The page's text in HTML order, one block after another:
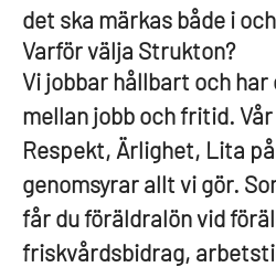
det ska märkas både i
Varför välja Strukton?
Vi jobbar hållbart och har
mellan jobb och fritid.
Respekt, Ärlighet, Lita
genomsyrar allt vi gör.
får du föräldralön vid
friskvårdsbidrag,